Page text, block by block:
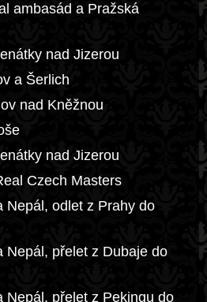
ambasád a Pražská
nad Jizerou
a Šerlich
nad Kněžnou
nad Jizerou
Czech Masters
Nepál, odlet z Prahy do
Nepál, přelet z Dubaje do
Nepál, přelet z Pekingu do